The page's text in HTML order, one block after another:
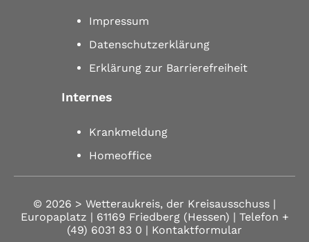
Impressum
Datenschutzerklärung
Erklärung zur Barrierefreiheit
Internes
Krankmeldung
Homeoffice
© 2026 > Wetteraukreis, der Kreisausschuss |
Europaplatz | 61169 Friedberg (Hessen) | Telefon +
(49) 6031 83 0 | Kontaktformular